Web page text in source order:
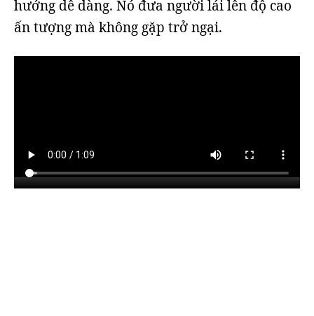
hướng dễ dàng. Nó đưa người lái lên độ cao
ấn tượng mà không gặp trở ngại.